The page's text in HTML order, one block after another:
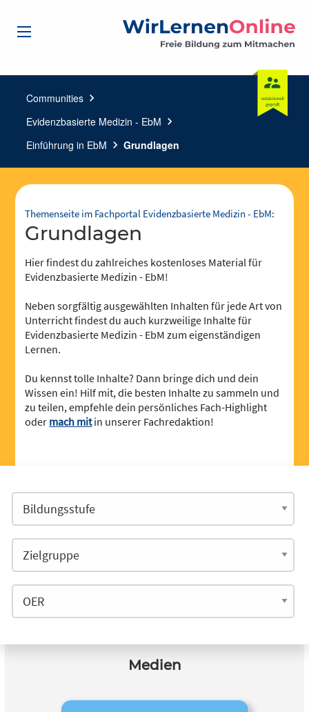
Communities chevron_right
Evidenzbasierte Medizin - EbM chevron_right
Einführung in EbM chevron_right Grundlagen
Themenseite im Fachportal Evidenzbasierte Medizin - EbM:
Grundlagen
Hier findest du zahlreiches kostenloses Material für
Evidenzbasierte Medizin - EbM!
Neben sorgfältig ausgewählten Inhalten für jede Art von
Unterricht findest du auch kurzweilige Inhalte für
Evidenzbasierte Medizin - EbM zum eigenständigen
Lernen.
Du kennst tolle Inhalte? Dann bringe dich und dein
Wissen ein! Hilf mit, die besten Inhalte zu sammeln und
zu teilen, empfehle dein persönliches Fach-Highlight
oder mach mitin unserer Fachredaktion!
Medien